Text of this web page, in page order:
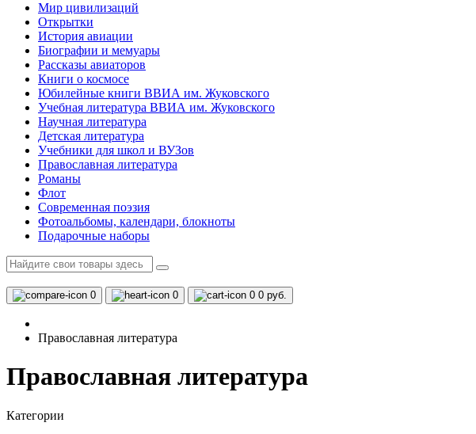
Мир цивилизаций
Открытки
История авиации
Биографии и мемуары
Рассказы авиаторов
Книги о космосе
Юбилейные книги ВВИА им. Жуковского
Учебная литература ВВИА им. Жуковского
Научная литература
Детская литература
Учебники для школ и ВУЗов
Православная литература
Романы
Флот
Современная поэзия
Фотоальбомы, календари, блокноты
Подарочные наборы
0 0 0 0 руб.
Православная литература
Православная литература
Категории